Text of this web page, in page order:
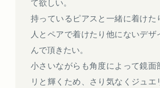
て欲しい。
持っているピアスと一緒に着けた
人とペアで着けたり他にないデザ
んで頂きたい。
小さいながらも角度によって鏡面
リと輝くため、さり気なくジュエ